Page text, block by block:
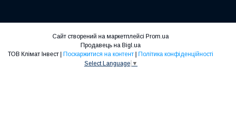
Сайт створений на маркетплейсі Prom.ua
Продавець на Bigl.ua
ТОВ Клімат Інвест | Поскаржитися на контент | Політика конфіденційності
Select Language ▼